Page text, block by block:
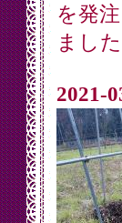
を発
まし
2021-